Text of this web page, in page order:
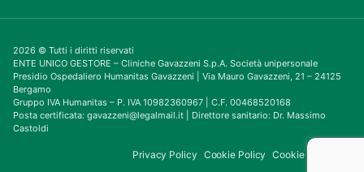
2026 © Tutti i diritti riservati
ENTE UNICO GESTORE – Cliniche Gavazzeni S.p.A. Società unipersonale
Presidio Ospedaliero Humanitas Gavazzeni | Via Mauro Gavazzeni, 21 – 24125
Bergamo
Gruppo IVA Humanitas – P. IVA 10982360967 | C.F. 00468520168
Posta certificata: gavazzeni@legalmail.it | Direttore sanitario: Dr. Massimo
Castoldi
Privacy Policy Cookie Policy Cookie Consent